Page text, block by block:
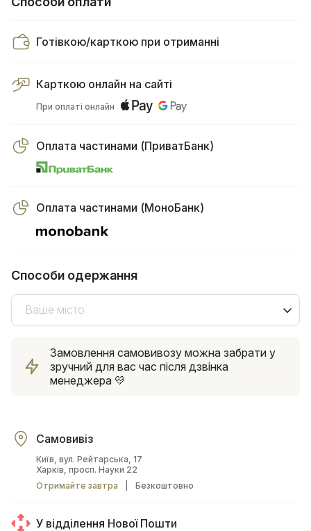
Готівкою/карткою при отриманні
Карткою онлайн на сайті
При оплаті онлайн
Оплата частинами (ПриватБанк)
Оплата частинами (МоноБанк)
Способи одержання
Ваше місто
Замовлення самовивозу можна забрати у
зручний для вас час після дзвінка
менеджера 💛
Самовивіз
Київ, вул. Рейтарська, 17
Харків, просп. Науки 22
Отримайте завтра
Безкоштовно
У відділення Нової Пошти